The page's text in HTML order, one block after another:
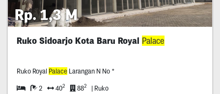
Rp. 1,3 M
Ruko Sidoarjo Kota Baru Royal Palace
Ruko Royal PalaceLarangan N No *
2 402 882 | Ruko